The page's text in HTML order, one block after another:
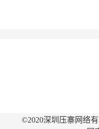
©2020深圳压寨网络